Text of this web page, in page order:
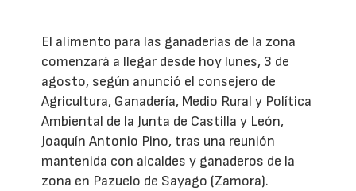
El alimento para las ganaderías de la zona
comenzará a llegar desde hoy lunes, 3 de
agosto, según anunció el consejero de
Agricultura, Ganadería, Medio Rural y Política
Ambiental de la Junta de Castilla y León,
Joaquín Antonio Pino, tras una reunión
mantenida con alcaldes y ganaderos de la
zona en Pazuelo de Sayago (Zamora).